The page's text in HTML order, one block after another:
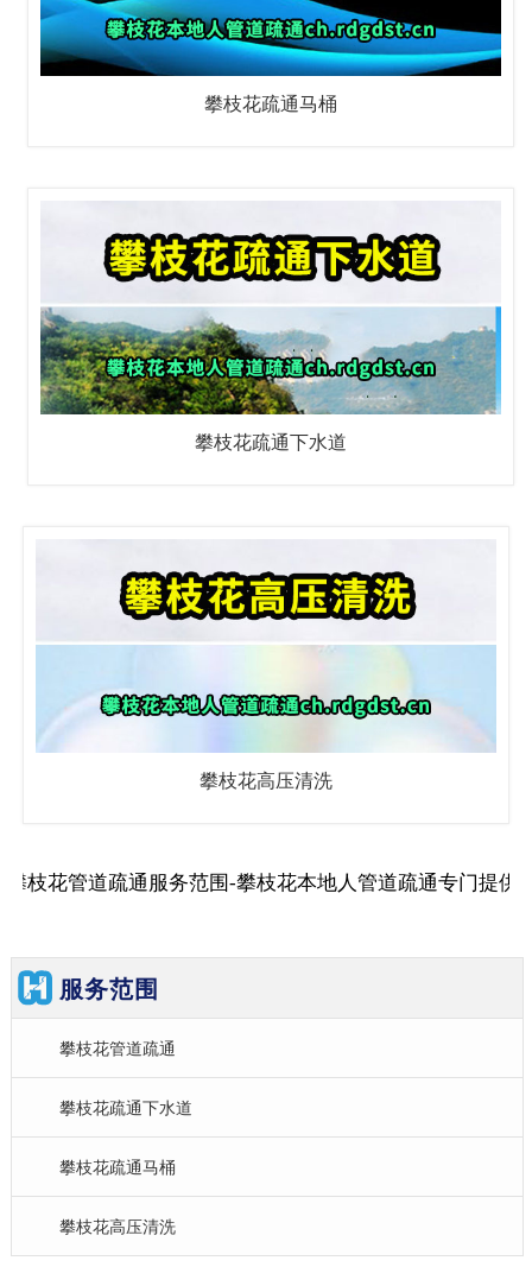
攀枝花疏通马桶
攀枝花疏通下水道
攀枝花高压清洗
攀枝花管道疏通服务范围-攀枝花本地人管道疏通专门提
服务范围
攀枝花管道疏通
攀枝花疏通下水道
攀枝花疏通马桶
攀枝花高压清洗